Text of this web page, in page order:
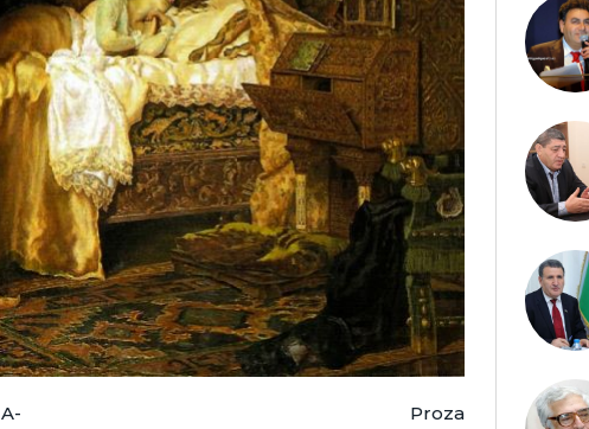
A- Proza